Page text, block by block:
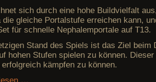
sich durch eine hohe Buildvielfalt
die gleiche Portalstufe erreichen kann,
für schnelle Nephalemportale auf T13.
Stand des Spiels ist das Ziel
hohen Stufen spielen zu können.
kämpfen zu können.
…